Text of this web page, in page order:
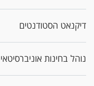
דיקנאט הסטודנטים
נוהל בחינות אוניברסיטאי